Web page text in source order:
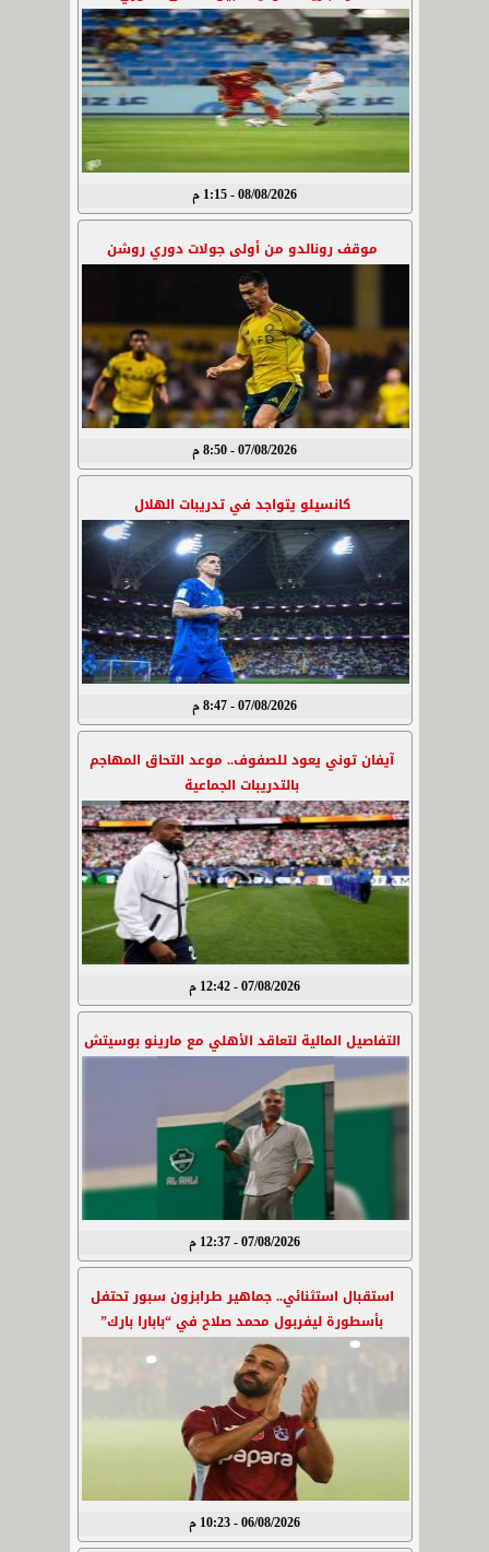
08/08/2026 - 1:15 م
موقف رونالدو من أولى جولات دوري روشن
07/08/2026 - 8:50 م
كانسيلو يتواجد في تدريبات الهلال
07/08/2026 - 8:47 م
آيفان توني يعود للصفوف.. موعد التحاق المهاجم
بالتدريبات الجماعية
07/08/2026 - 12:42 م
التفاصيل المالية لتعاقد الأهلي مع مارينو بوسيتش
07/08/2026 - 12:37 م
استقبال استثنائي.. جماهير طرابزون سبور تحتفل
بأسطورة ليفربول محمد صلاح في “بابارا بارك”
06/08/2026 - 10:23 م